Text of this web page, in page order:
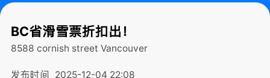
BC省滑雪票折扣出！
8588 cornish street Vancouver
发布时间 2025-12-04 22:08